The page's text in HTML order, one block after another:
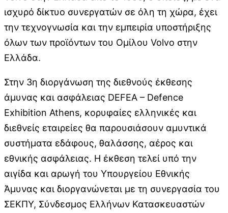
ισχυρό δίκτυο συνεργατών σε όλη τη χώρα, έχει
την τεχνογνωσία και την εμπειρία υποστήριξης
όλων των προϊόντων του Ομίλου Volvo στην
Ελλάδα.
Στην 3η διοργάνωση της διεθνούς έκθεσης
άμυνας και ασφάλειας DEFEA – Defence
Exhibition Athens, κορυφαίες ελληνικές και
διεθνείς εταιρείες θα παρουσιάσουν αμυντικά
συστήματα εδάφους, θαλάσσης, αέρος και
εθνικής ασφάλειας. Η έκθεση τελεί υπό την
αιγίδα και αρωγή του Υπουργείου Εθνικής
Άμυνας και διοργανώνεται με τη συνεργασία του
ΣΕΚΠΥ, Σύνδεσμος Ελλήνων Κατασκευαστών